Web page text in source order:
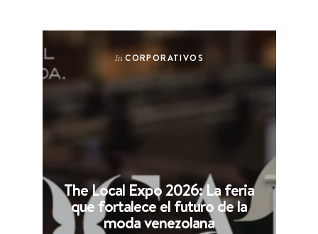
In CORPORATIVOS
The Local Expo 2026: La feria
que fortalece el futuro de la
moda venezolana